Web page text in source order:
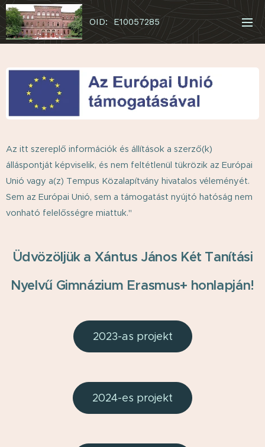
OID: E10057285
Az itt szereplő információk és állítások a szerző(k)
álláspontját képviselik, és nem feltétlenül tükrözik az Európai
Unió vagy a(z) Tempus Közalapítvány hivatalos véleményét.
Sem az Európai Unió, sem a támogatást nyújtó hatóság nem
vonható felelősségre miattuk."
Üdvözöljük a Xántus János Két Tanítási
Nyelvű Gimnázium Erasmus+ honlapján!
2023-as projekt
2024-es projekt